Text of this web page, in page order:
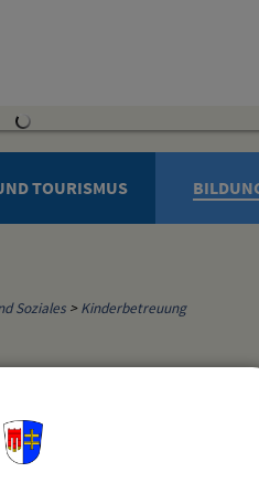
TOURISMUS
Soziales >Kinderbetreuung